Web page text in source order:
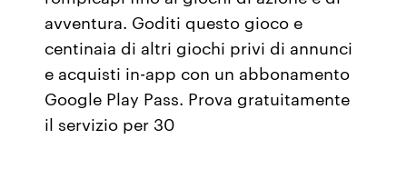
avventura. Goditi questo gioco e
centinaia di altri giochi privi di annunci
e acquisti in-app con un abbonamento
Google Play Pass. Prova gratuitamente
il servizio per 30